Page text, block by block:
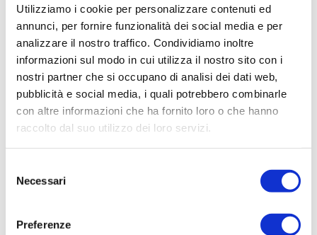
Utilizziamo i cookie per personalizzare contenuti ed
annunci, per fornire funzionalità dei social media e per
analizzare il nostro traffico. Condividiamo inoltre
informazioni sul modo in cui utilizza il nostro sito con i
nostri partner che si occupano di analisi dei dati web,
pubblicità e social media, i quali potrebbero combinarle
con altre informazioni che ha fornito loro o che hanno
raccolto dal suo utilizzo dei loro servizi.
delNecessari
Preferenze
Struttura proponente:
Irisacqua srl P.I./C.F. 01070220312. - Ufficio
Tecnico
Oggetto:
AFFIDAMENTO DIREZIONE LAVORI E
COORDINAMENTO DELLA SICUREZZA PER I
LAVORI DI SOSTITUZIONE DI UN TRATTO DI
CONDOTTA IDRICA IN VIA PONTE ROMANO NEL
COMUNE DI FARRA D'ISONZO
Elenco operatori invitati:
Procedura di scelta: